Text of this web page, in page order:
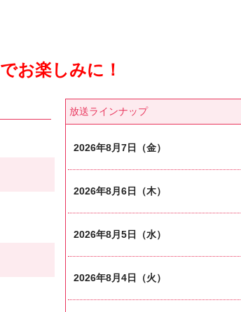
お楽しみに！
放送ラインナップ
2026年8月7日（金）
2026年8月6日（木）
2026年8月5日（水）
2026年8月4日（火）